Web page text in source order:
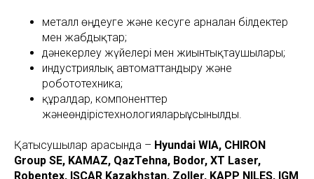
металл өңдеуге және кесуге арналған білдектер
мен жабдықтар;
дәнекерлеу жүйелері мен жиынтықтаушылары;
индустриялық автоматтандыру және
робототехника;
құралдар, компоненттер
жәнеөндірістехнологияларыұсынылды.
Қатысушылар арасында – Hyundai WIA, CHIRON
Group SE, KAMAZ, QazTehna, Bodor, XT Laser,
Robentex, ISCAR Kazakhstan, Zoller, KAPP NILES, IGM